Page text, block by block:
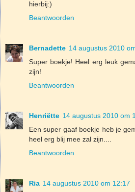
hierbij:)
Beantwoorden
Bernadette 14 augustus 2010
Super boekje! Heel erg leuk
zijn!
Beantwoorden
Henriëtte 14 augustus 2010 om
Een super gaaf boekje heb je
heel erg blij mee zal zijn....
Beantwoorden
Ria 14 augustus 2010 om 12:17